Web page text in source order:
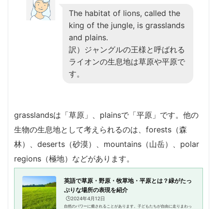
The habitat of lions, called the
king of the jungle, is grasslands
and plains.
訳）ジャングルの王様と呼ばれる
ライオンの生息地は草原や平原で
す。
grasslandsは「草原」、plainsで「平原」です。他の
生物の生息地として考えられるのは、forests（森
林）、deserts（砂漠）、mountains（山岳）、polar
regions（極地）などがあります。
英語で草原・野原・牧草地・平原とは？緑がたっ
ぷりな場所の表現を紹介
🕒️2024年4月12日
自然のパワーに癒されることがあります。子どもたちが自由に走りまわっ